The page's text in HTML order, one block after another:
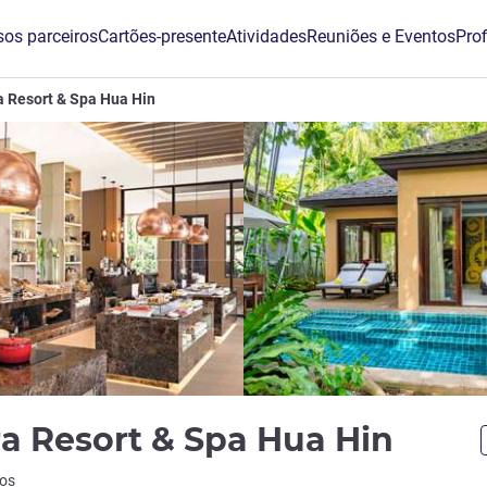
parceirosCartões-presenteAtividadesReuniões e Eventos
Resort & Spa Hua Hin
Resort & Spa Hua Hin 5